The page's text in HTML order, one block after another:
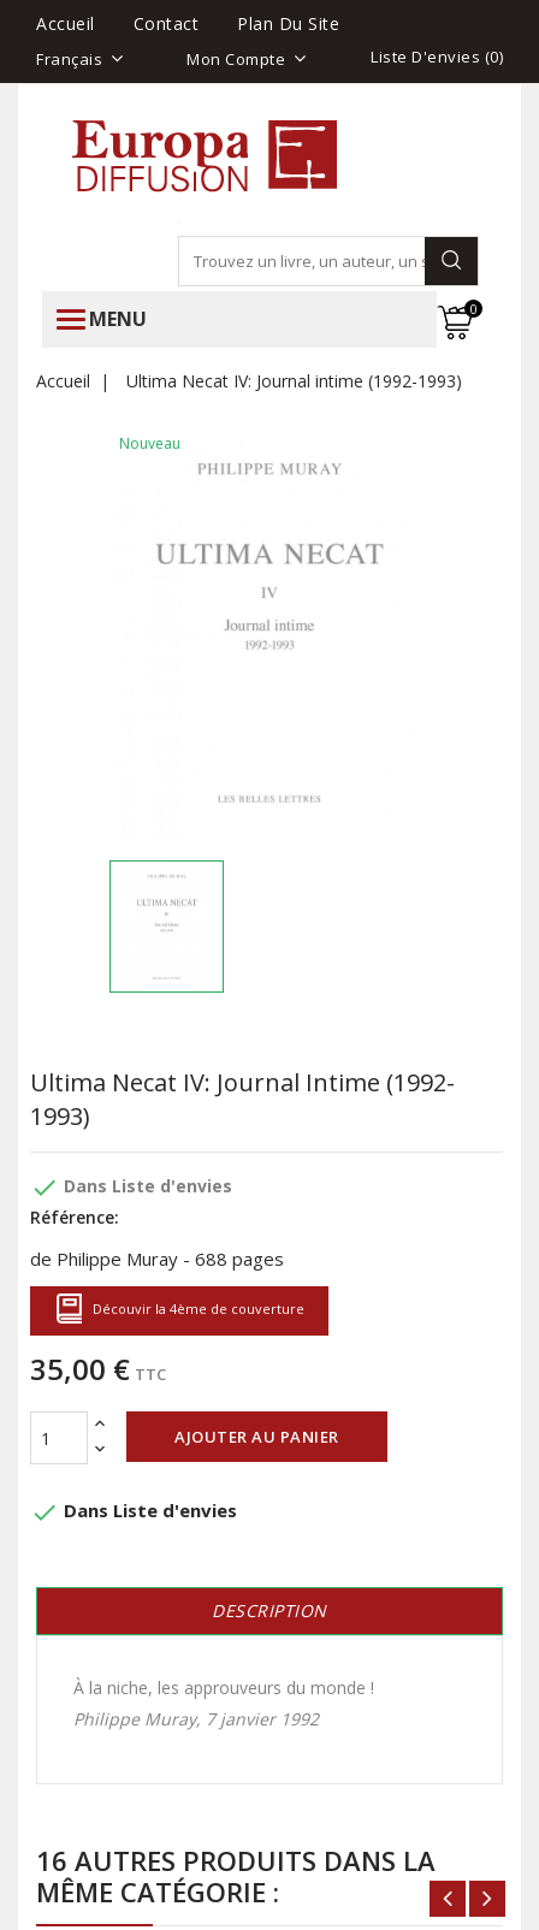
Accueil Contact Plan Du Site
Français Mon Compte Liste D'envies (0)
MENU 0
Accueil Ultima Necat IV: Journal intime (1992-1993)
Nouveau
Ultima Necat IV: Journal Intime (1992-
1993)
done Dans Liste d'envies
Référence:
de Philippe Muray - 688 pages
Découvir la 4ème de couverture
35,00 € TTC
AJOUTER AU PANIER
done Dans Liste d'envies
DESCRIPTION
À la niche, les approuveurs du monde !
Philippe Muray, 7 janvier 1992
16 AUTRES PRODUITS DANS LA
MÊME CATÉGORIE :